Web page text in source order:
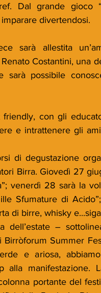
Dal grande gioco
divertendosi.
sarà allestita
Renato Costantini, una
sarà possibile
con gli
e intrattenere gli
di degustazione
Birra. Giovedì 27
venerdì 28 sarà la
Sfumature di
di birre, whisky
dell’estate –
Summer
e ariosa,
alla manifestazione.
portante del